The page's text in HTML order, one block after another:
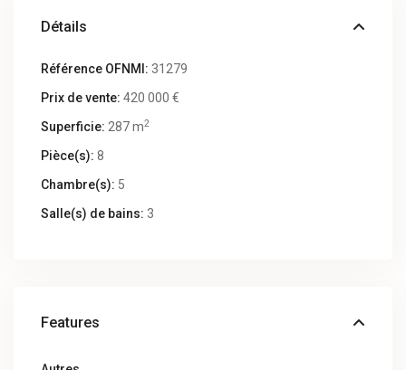
Détails
Référence OFNMI: 31279
Prix de vente: 420 000 €
Superficie: 287 m2
Pièce(s): 8
Chambre(s): 5
Salle(s) de bains: 3
Features